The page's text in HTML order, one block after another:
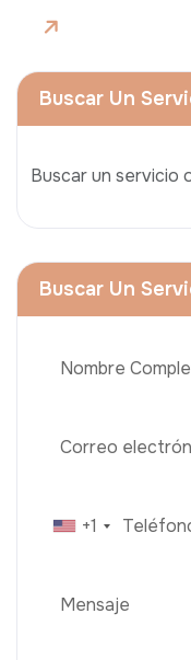
Buscar Un
Buscar Un
+1